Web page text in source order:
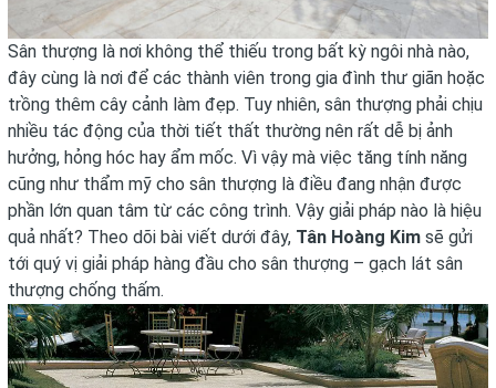
Sân thượng là nơi không thể thiếu trong bất kỳ ngôi nhà nào,
đây cùng là nơi để các thành viên trong gia đình thư giãn hoặc
trồng thêm cây cảnh làm đẹp. Tuy nhiên, sân thượng phải chịu
nhiều tác động của thời tiết thất thường nên rất dễ bị ảnh
hưởng, hỏng hóc hay ẩm mốc. Vì vậy mà việc tăng tính năng
cũng như thẩm mỹ cho sân thượng là điều đang nhận được
phần lớn quan tâm từ các công trình. Vậy giải pháp nào là hiệu
quả nhất? Theo dõi bài viết dưới đây, Tân Hoàng Kim sẽ gửi
tới quý vị giải pháp hàng đầu cho sân thượng – gạch lát sân
thượng chống thấm.